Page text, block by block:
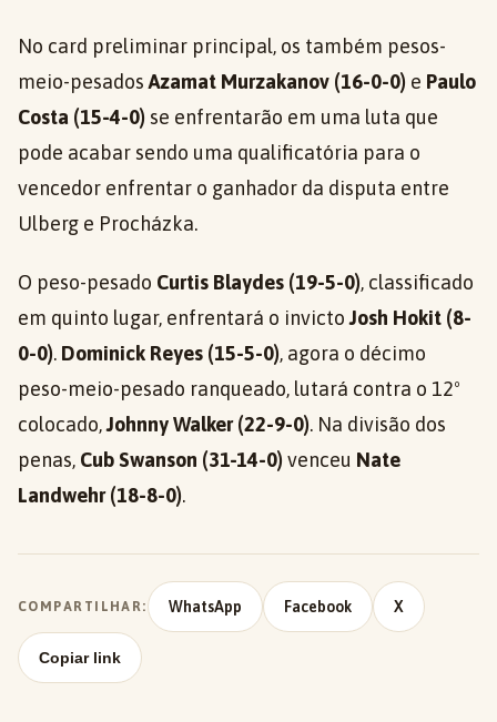
No card preliminar principal, os também pesos-
meio-pesadosAzamat Murzakanov (16-0-0) e Paulo
Costa (15-4-0) se enfrentarão em uma luta que
pode acabar sendo uma qualificatória para o
vencedor enfrentar o ganhador da disputa entre
Ulberg e Procházka.
O peso-pesado Curtis Blaydes (19-5-0), classificado
em quinto lugar, enfrentará o invictoJosh Hokit (8-
0-0). Dominick Reyes (15-5-0), agora o décimo
peso-meio-pesado ranqueado, lutará contra o 12º
colocado,Johnny Walker (22-9-0). Na divisão dos
penas, Cub Swanson (31-14-0) venceu Nate
Landwehr (18-8-0).
COMPARTILHAR: WhatsApp Facebook X
Copiar link